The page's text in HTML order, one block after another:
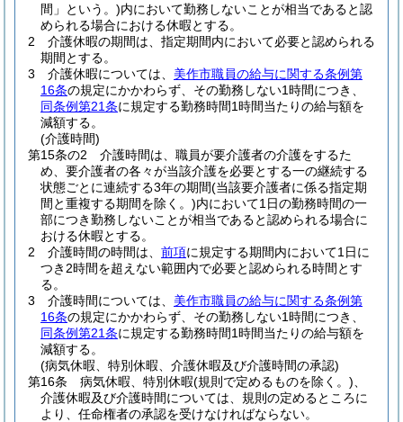
間」という。)内において勤務しないことが相当であると認
められる場合における休暇とする。
2
介護休暇の期間は、指定期間内において必要と認められる
期間とする。
3
介護休暇については、 美作市職員の給与に関する条例第
16条の規定にかかわらず、その勤務しない1時間につき、
同条例第21条に規定する勤務時間1時間当たりの給与額を
減額する。
(介護時間)
第15条の2
介護時間は、職員が要介護者の介護をするた
め、要介護者の各々が当該介護を必要とする一の継続する
状態ごとに連続する3年の期間(当該要介護者に係る指定期
間と重複する期間を除く。)内において1日の勤務時間の一
部につき勤務しないことが相当であると認められる場合に
おける休暇とする。
2
介護時間の時間は、 前項に規定する期間内において1日に
つき2時間を超えない範囲内で必要と認められる時間とす
る。
3
介護時間については、 美作市職員の給与に関する条例第
16条の規定にかかわらず、その勤務しない1時間につき、
同条例第21条に規定する勤務時間1時間当たりの給与額を
減額する。
(病気休暇、特別休暇、介護休暇及び介護時間の承認)
第16条
病気休暇、特別休暇(規則で定めるものを除く。)
介護休暇及び介護時間については、規則の定めるところに
より、任命権者の承認を受けなければならない。